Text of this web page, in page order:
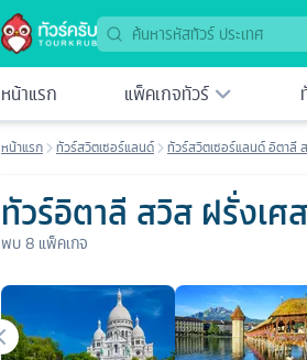
หน้าแรก แพ็คเกจทัวร์
หน้าแรก ทัวร์สวิตเซอร์แลนด์ ทัวร์สวิตเซอร์แลนด์ อิตาลี
ทัวร์อิตาลี สวิส ฝรั่งเศ
พบ8 แพ็คเกจ
เมืองยอดนิยม